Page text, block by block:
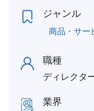
ジャンル
商品・サー
職種
ディレクタ
業界